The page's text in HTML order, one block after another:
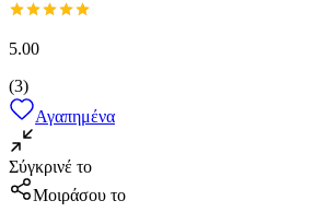
5.00
(3)
Αγαπημένα
Σύγκρινέ το
Μοιράσου το